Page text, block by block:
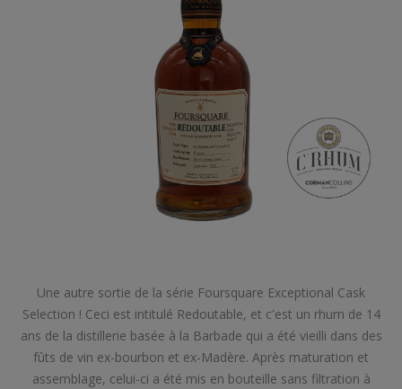
Une autre sortie de la série Foursquare Exceptional Cask
Selection ! Ceci est intitulé Redoutable, et c'est un rhum de 14
ans de la distillerie basée à la Barbade qui a été vieilli dans des
fûts de vin ex-bourbon et ex-Madère. Après maturation et
assemblage, celui-ci a été mis en bouteille sans filtration à